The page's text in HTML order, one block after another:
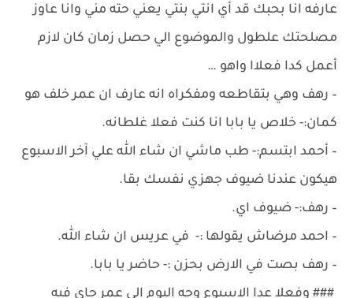
عارفه انا بحبك قد أي انتي بنتي يعني حته مني وانا عاوز
مصلحتك علطول والموضوع الي حصل زمان كان لازم
أعمل كدا فعلاا واهو …
– رهف وهي بتقاطعه ومفكراه انه عارف ان عمر خلف هو
كمان:- خلاص يا بابا انا كنت فعلا غلطانه.
– أحمد ابتسم:- طب ماشي ان شاء الله علي آخر الاسبوع
هيكون عندنا ضيوف جهزي نفسك بقا.
– رهف:- ضيوف اي.
– احمد مرضاش يقولها :- في عريس ان شاء الله.
– رهف بصت في الارض بحزن :- حاضر يا بابا.
### وفعلا عدا الاسبوع وجه اليوم الي عمر جاي فيه